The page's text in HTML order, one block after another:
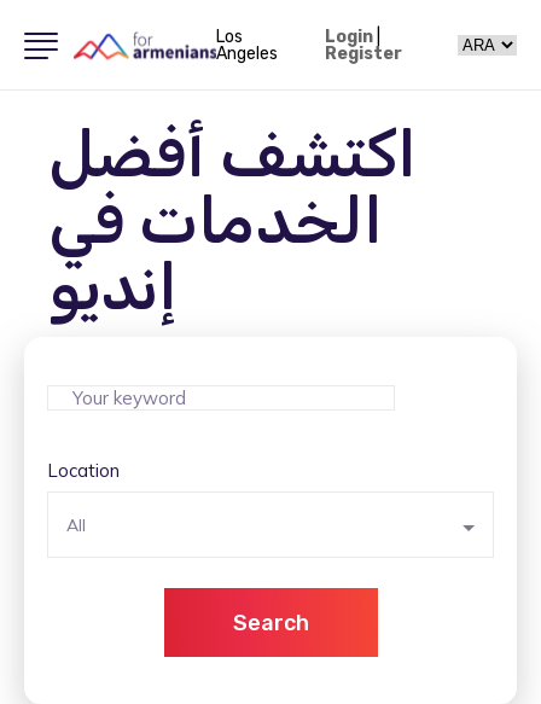
Los
Angeles
Login|
Register
اكتشف أفضل
الخدمات في
إنديو
Location
All
Search